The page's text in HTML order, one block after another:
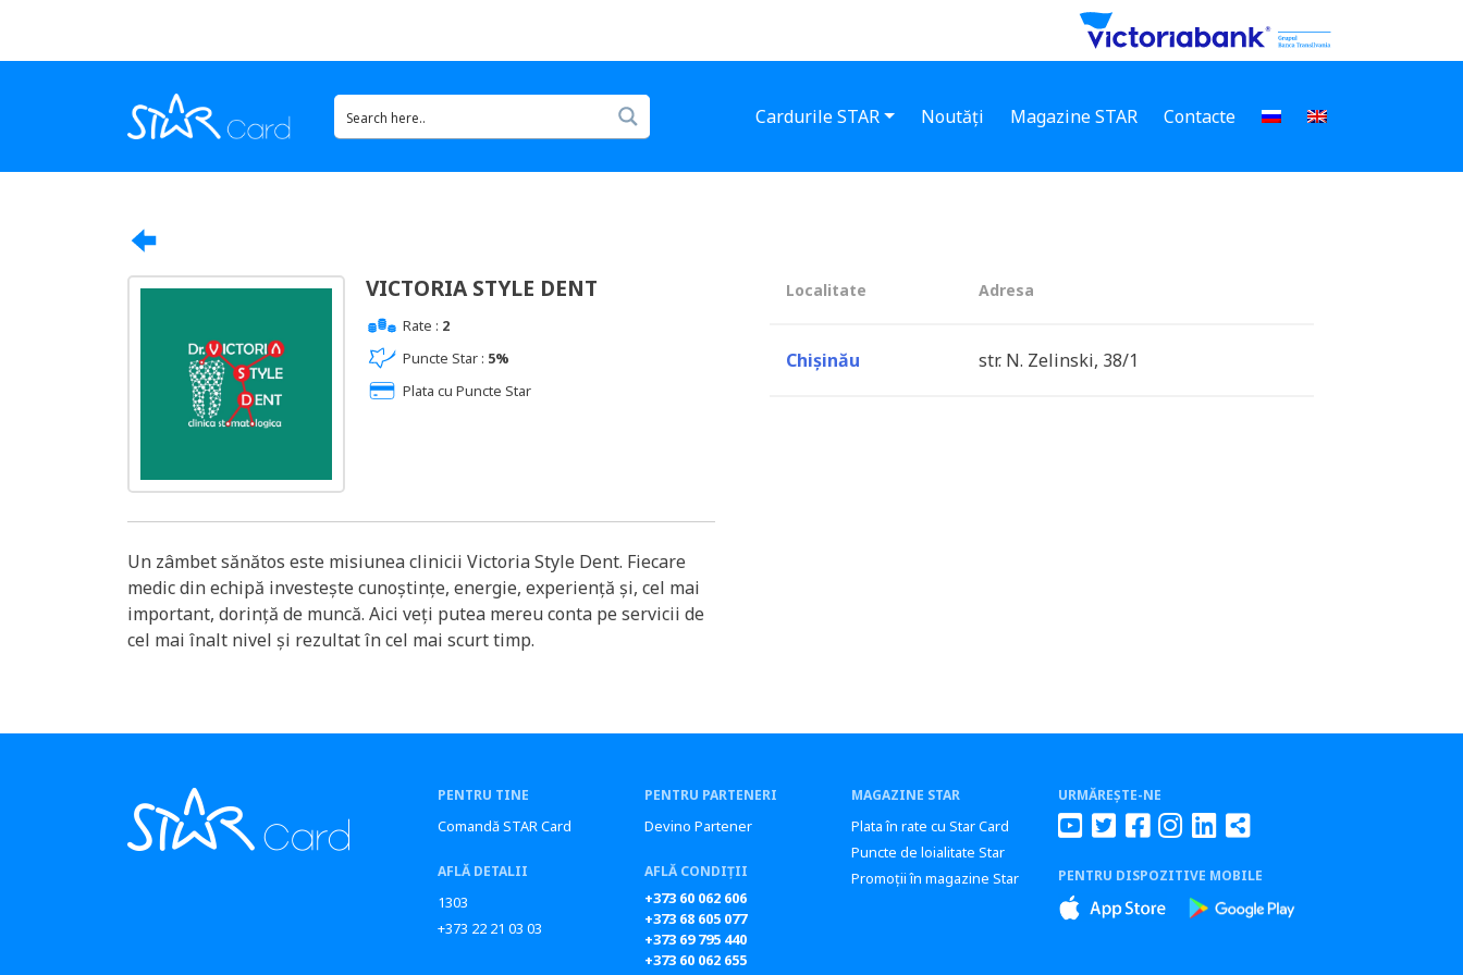
Cardurile STAR Noutăți Magazine STAR Contacte
VICTORIA STYLE DENT
Rate : 2
Puncte Star : 5%
Plata cu Puncte Star
Un zâmbet sănătos este misiunea clinicii Victoria Style Dent. Fiecare
medic din echipă investește cunoștințe, energie, experiență și, cel mai
important, dorință de muncă. Aici veți putea mereu conta pe servicii de
cel mai înalt nivel și rezultat în cel mai scurt timp.
Localitate Adresa
Chișinău str. N. Zelinski, 38/1
PENTRU TINE
Comandă STAR Card
AFLĂ DETALII
1303
+373 22 21 03 03
PENTRU PARTENERI
Devino Partener
AFLĂ CONDIȚII
+373 60 062 606
+373 68 605 077
+373 69 795 440
+373 60 062 655
MAGAZINE STAR
Plata în rate cu Star Card
Puncte de loialitate Star
Promoții în magazine Star
URMĂREȘTE-NE
PENTRU DISPOZITIVE MOBILE